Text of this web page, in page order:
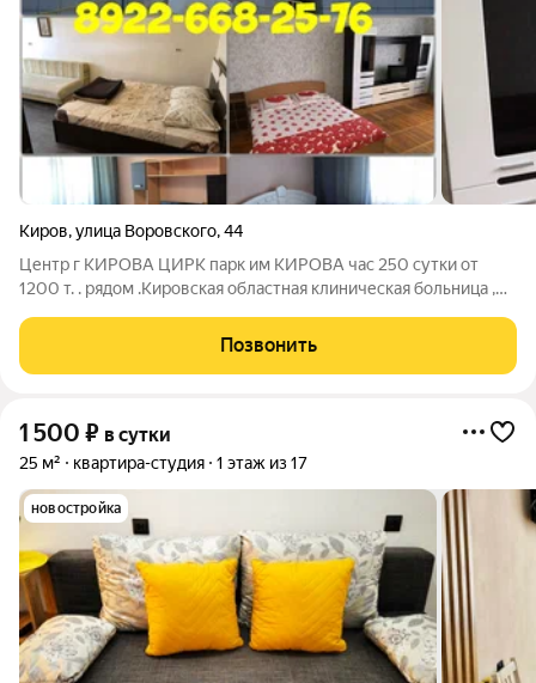
Киров,улица Воровского,44
Центр г КИРОВА ЦИРК парк им КИРОВА час 250 сутки от
1200 т. . рядом .Кировская областная клиническая больница ,
детский лечебно диагностический центр ( НЕБОЛЕЙКА ),
ЦЕНТР микрохирургии глаз
Позвонить
1 500 ₽ в сутки
25 м² квартира-студия 1 этаж из 17
новостройка